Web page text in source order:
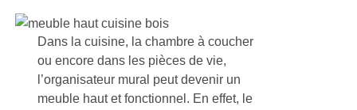
Dans la cuisine, la chambre à coucher
ou encore dans les pièces de vie,
l’organisateur mural peut devenir un
meuble haut et fonctionnel. En effet, le